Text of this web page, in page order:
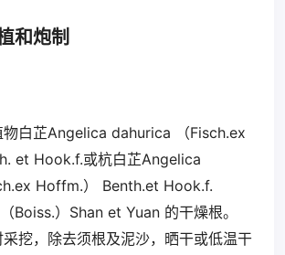
和炮制
物白芷Angelica dahurica （Fisch.ex
et Hook.f.或杭白芷Angelica
Hoffm.） Benth.et Hook.f.
Boiss.）Shan et Yuan 的干燥根。
挖，除去须根及泥沙，晒干或低温干